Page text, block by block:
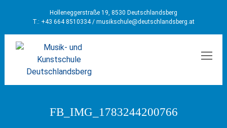
Holleneggerstraße 19, 8530 Deutschlandsberg
T.: +43 664 8510334 / musikschule@deutschlandsberg.at
FB_IMG_1783244200766